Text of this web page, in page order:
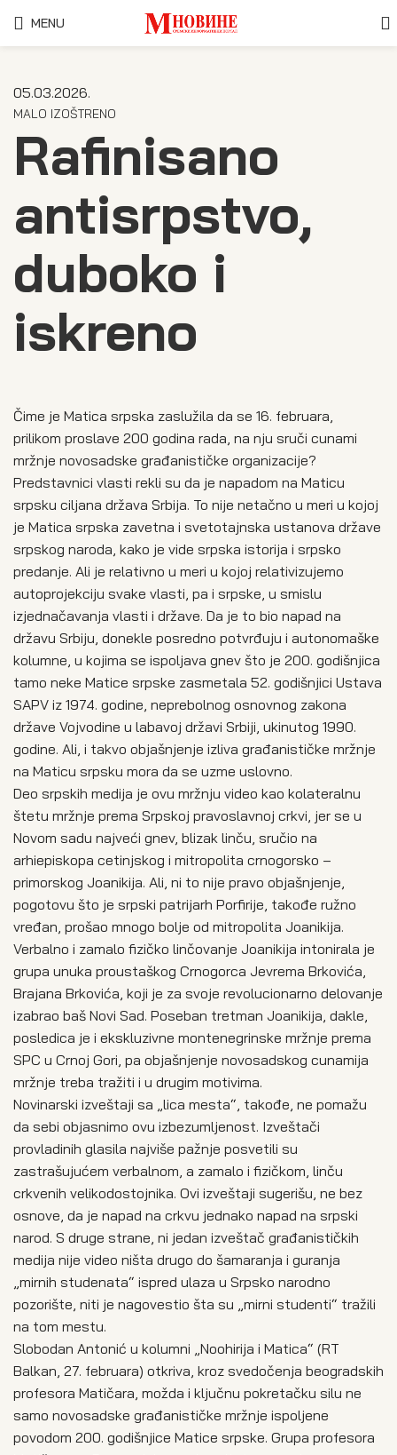
MENU
05.03.2026.
MALO IZOŠTRENO
Rafinisano
antisrpstvo,
duboko i
iskreno
Čime je Matica srpska zaslužila da se 16. februara,
prilikom proslave 200 godina rada, na nju sruči cunami
mržnje novosadske građanističke organizacije?
Predstavnici vlasti rekli su da je napadom na Maticu
srpsku ciljana država Srbija. To nije netačno u meri u kojoj
je Matica srpska zavetna i svetotajnska ustanova države
srpskog naroda, kako je vide srpska istorija i srpsko
predanje. Ali je relativno u meri u kojoj relativizujemo
autoprojekciju svake vlasti, pa i srpske, u smislu
izjednačavanja vlasti i države. Da je to bio napad na
državu Srbiju, donekle posredno potvrđuju i autonomaške
kolumne, u kojima se ispoljava gnev što je 200. godišnjica
tamo neke Matice srpske zasmetala 52. godišnjici Ustava
SAPV iz 1974. godine, neprebolnog osnovnog zakona
države Vojvodine u labavoj državi Srbiji, ukinutog 1990.
godine. Ali, i takvo objašnjenje izliva građanističke mržnje
na Maticu srpsku mora da se uzme uslovno.
Deo srpskih medija je ovu mržnju video kao kolateralnu
štetu mržnje prema Srpskoj pravoslavnoj crkvi, jer se u
Novom sadu najveći gnev, blizak linču, sručio na
arhiepiskopa cetinjskog i mitropolita crnogorsko –
primorskog Joanikija. Ali, ni to nije pravo objašnjenje,
pogotovu što je srpski patrijarh Porfirije, takođe ružno
vređan, prošao mnogo bolje od mitropolita Joanikija.
Verbalno i zamalo fizičko linčovanje Joanikija intonirala je
grupa unuka proustaškog Crnogorca Jevrema Brkovića,
Brajana Brkovića, koji je za svoje revolucionarno delovanje
izabrao baš Novi Sad. Poseban tretman Joanikija, dakle,
posledica je i ekskluzivne montenegrinske mržnje prema
SPC u Crnoj Gori, pa objašnjenje novosadskog cunamija
mržnje treba tražiti i u drugim motivima.
Novinarski izveštaji sa „lica mesta“, takođe, ne pomažu
da sebi objasnimo ovu izbezumljenost. Izveštači
provladinih glasila najviše pažnje posvetili su
zastrašujućem verbalnom, a zamalo i fizičkom, linču
crkvenih velikodostojnika. Ovi izveštaji sugerišu, ne bez
osnove, da je napad na crkvu jednako napad na srpski
narod. S druge strane, ni jedan izveštač građanističkih
medija nije video ništa drugo do šamaranja i guranja
„mirnih studenata“ ispred ulaza u Srpsko narodno
pozorište, niti je nagovestio šta su „mirni studenti“ tražili
na tom mestu.
Slobodan Antonić u kolumni „Noohirija i Matica“ (RT
Balkan, 27. februara) otkriva, kroz svedočenja beogradskih
profesora Matičara, možda i ključnu pokretačku silu ne
samo novosadske građanističke mržnje ispoljene
povodom 200. godišnjice Matice srpske. Grupa profesora